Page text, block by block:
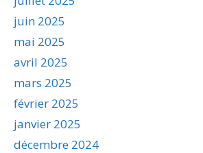
juin 2025
mai 2025
avril 2025
mars 2025
février 2025
janvier 2025
décembre 2024